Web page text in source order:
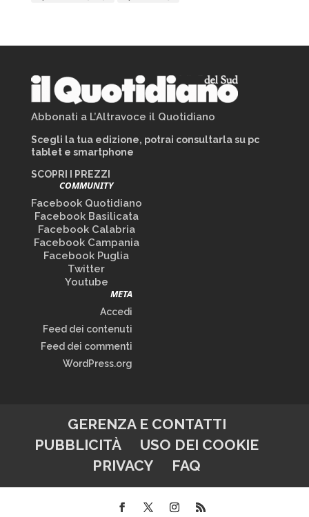
Abbonati a L’Altravoce il Quotidiano
Scegli la tua edizione, potrai consultarla su pc
tablet e smartphone
SCOPRI I PREZZI
COMMUNITY
Facebook Quotidiano
Facebook Basilicata
Facebook Calabria
Facebook Campania
Facebook Puglia
Twitter
Youtube
META
Accedi
Feed dei contenuti
Feed dei commenti
WordPress.org
GERENZA E CONTATTI
PUBBLICITÀ
USO DEI COOKIE
PRIVACY
FAQ